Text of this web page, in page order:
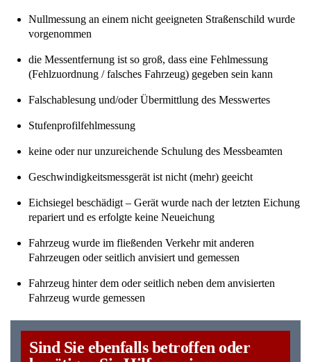
Nullmessung an einem nicht geeigneten Straßenschild wurde
vorgenommen
die Messentfernung ist so groß, dass eine Fehlmessung
(Fehlzuordnung / falsches Fahrzeug) gegeben sein kann
Falschablesung und/oder Übermittlung des Messwertes
Stufenprofilfehlmessung
keine oder nur unzureichende Schulung des Messbeamten
Geschwindigkeitsmessgerät ist nicht (mehr) geeicht
Eichsiegel beschädigt – Gerät wurde nach der letzten Eichung
repariert und es erfolgte keine Neueichung
Fahrzeug wurde im fließenden Verkehr mit anderen
Fahrzeugen oder seitlich anvisiert und gemessen
Fahrzeug hinter dem oder seitlich neben dem anvisierten
Fahrzeug wurde gemessen
Sind Sie ebenfalls betroffen oder